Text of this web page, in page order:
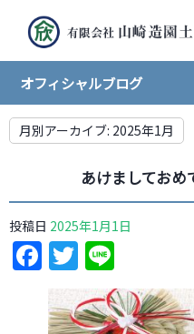
オフィシャルブログ
月別アーカイブ: 2025年1月
あけましておめ
投稿日 2025年1月1日
Facebook
Twitter